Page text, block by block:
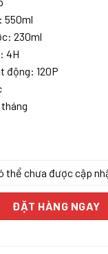
550ml
230ml
4H
động: 120P
thể chưa được cập
LAU NHÀ HUBERT HB-
ĐẶT HÀNG NGAY